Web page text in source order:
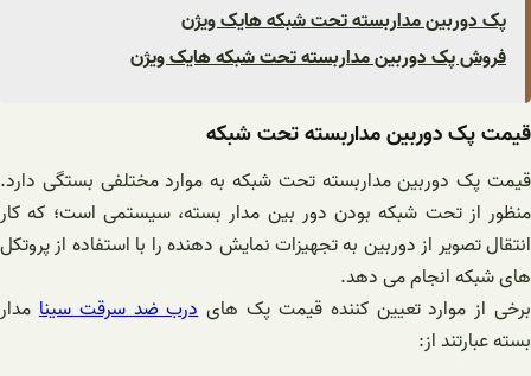
پک دوربین مداربسته تحت شبکه هایک ویژن
فروش پک دوربین مداربسته تحت شبکه هایک ویژن
قیمت پک دوربین مداربسته تحت شبکه
قیمت پک دوربین مداربسته تحت شبکه به موارد مختلفی بستگی دارد.
منظور از تحت شبکه بودن دور بین مدار بسته، سیستمی است؛ که کار
انتقال تصویر از دوربین به تجهیزات نمایش دهنده را با استفاده از پروتکل
های شبکه انجام می دهد.
برخی از موارد تعیین کننده قیمت پک هایدرب ضد سرقت سینامدار
بسته عبارتند از: